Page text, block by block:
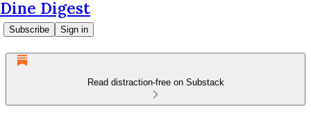
Dine Digest
Subscribe Sign in
Read distraction-free on Substack